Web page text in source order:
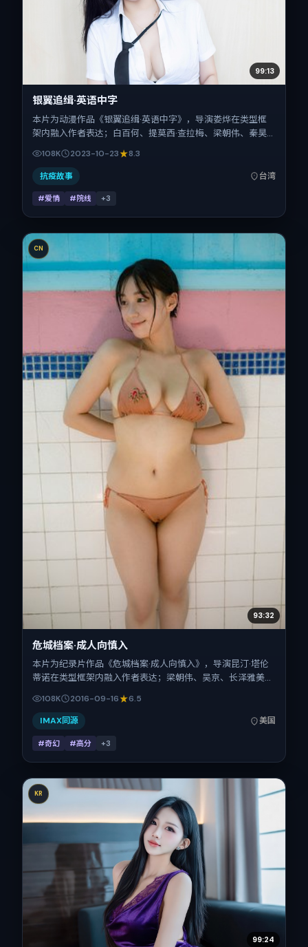
99:13
银翼追缉·英语中字
本片为动漫作品《银翼追缉·英语中字》，导演娄烨在类型框
架内融入作者表达；白百何、提莫西·查拉梅、梁朝伟、秦昊
在片中承担多重关系线。故事类型为爱情，主拍摄地与出品背
景为中国台湾。上映时间 2023年10月23日（公映登记日
2023-10-23），全片106分钟，节奏张弛有度。
108K 2023-10-23 8.3
抗疫故事 台湾
#爱情 #院线 +3
CN
93:32
危城档案·成人向慎入
本片为纪录片作品《危城档案·成人向慎入》，导演昆汀·塔伦
蒂诺在类型框架内融入作者表达；梁朝伟、吴京、长泽雅美、
型为奇幻，主拍摄地与出品背景为美国。上映时间 2016年9月
16日（公映登记日 2016-09-16），全片93分钟，节奏张弛有
108K 2016-09-16 6.5
IMAX同源 美国
#奇幻 #高分 +3
KR
99:24